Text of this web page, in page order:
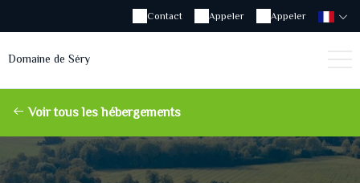
Appeler
Appeler
Contact
Domaine de Séry
Voir tous les hébergements